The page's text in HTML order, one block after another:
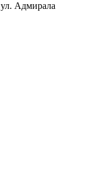
Адмирала